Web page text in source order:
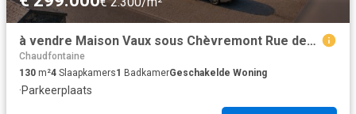
à vendre Maison Vaux sous Chèvremont Rue des Economes
Chaudfontaine
130 m²4 Slaapkamers1 BadkamerGeschakelde Woning
·Parkeerplaats